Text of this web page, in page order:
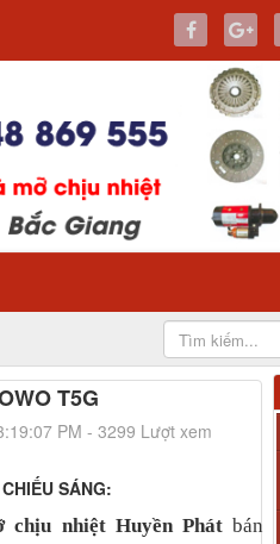
T5G
PM - 3299 Lượt xem
SÁNG:
chịu nhiệt Huyền Phátbán